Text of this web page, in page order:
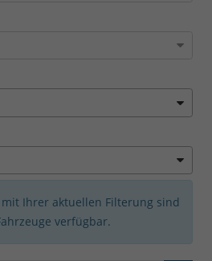
Ihrer aktuellen Filterung sind
verfügbar.